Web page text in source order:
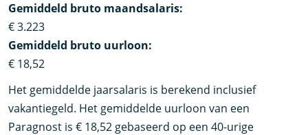
Gemiddeld bruto maandsalaris:
€ 3.223
Gemiddeld bruto uurloon:
€ 18,52
Het gemiddelde jaarsalaris is berekend inclusief
vakantiegeld. Het gemiddelde uurloon van een
Paragnost is € 18,52 gebaseerd op een 40-urige